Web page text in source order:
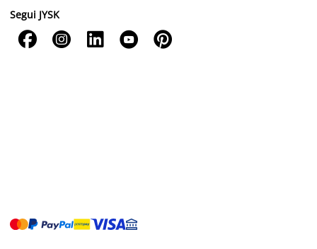
Segui JYSK
    